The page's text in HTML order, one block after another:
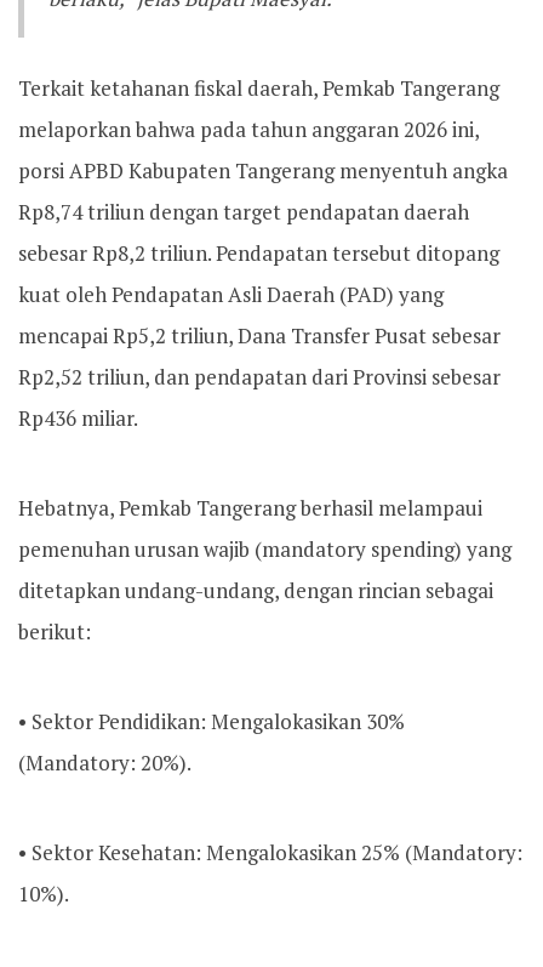
Terkait ketahanan fiskal daerah, Pemkab Tangerang
melaporkan bahwa pada tahun anggaran 2026 ini,
porsi APBD Kabupaten Tangerang menyentuh angka
Rp8,74 triliun dengan target pendapatan daerah
sebesar Rp8,2 triliun. Pendapatan tersebut ditopang
kuat oleh Pendapatan Asli Daerah (PAD) yang
mencapai Rp5,2 triliun, Dana Transfer Pusat sebesar
Rp2,52 triliun, dan pendapatan dari Provinsi sebesar
Rp436 miliar.
Hebatnya, Pemkab Tangerang berhasil melampaui
pemenuhan urusan wajib (mandatory spending) yang
ditetapkan undang-undang, dengan rincian sebagai
berikut:
• Sektor Pendidikan: Mengalokasikan 30%
(Mandatory: 20%).
• Sektor Kesehatan: Mengalokasikan 25% (Mandatory:
10%).